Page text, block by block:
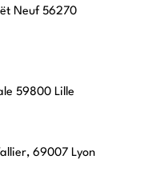
Neuf 56270
59800 Lille
69007 Lyon